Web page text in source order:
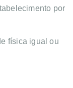
por
física igual ou